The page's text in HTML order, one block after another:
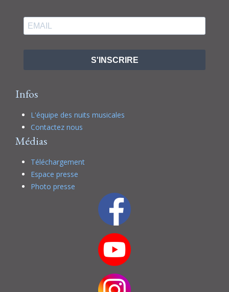
S'INSCRIRE
Infos
L'équipe des nuits musicales
Contactez nous
Médias
Téléchargement
Espace presse
Photo presse